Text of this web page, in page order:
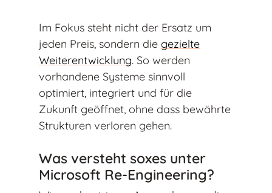
Im Fokus steht nicht der Ersatz um
jeden Preis, sondern die gezielte
Weiterentwicklung. So werden
vorhandene Systeme sinnvoll
optimiert, integriert und für die
Zukunft geöffnet, ohne dass bewährte
Strukturen verloren gehen.
Was versteht soxes unter
Microsoft Re-Engineering?